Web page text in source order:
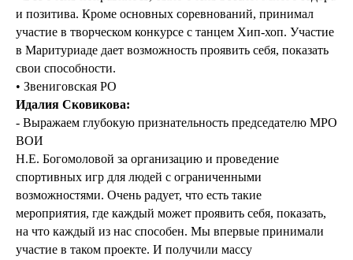
и позитива. Кроме основных соревнований, принимал
участие в творческом конкурсе с танцем Хип-хоп. Участие
в Маритуриаде дает возможность проявить себя, показать
свои способности.
• Звениговская РО
Идалия Сковикова:
- Выражаем глубокую признательность председателю МРО
ВОИ
Н.Е. Богомоловой за организацию и проведение
спортивных игр для людей с ограниченными
возможностями. Очень радует, что есть такие
мероприятия, где каждый может проявить себя, показать,
на что каждый из нас способен. Мы впервые принимали
участие в таком проекте. И получили массу